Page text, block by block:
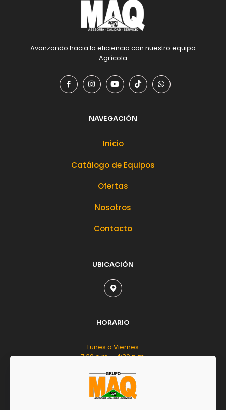
Avanzando hacia la eficiencia con nuestro equipo
Agrícola
NAVEGACIÓN
Inicio
Catálogo de Equipos
Ofertas
Nosotros
Contacto
UBICACIÓN
HORARIO
Lunes a Viernes
7:30 a.m. - 4:30 p.m.
Sábado
8:00 a.m. - 12:00 m.d.